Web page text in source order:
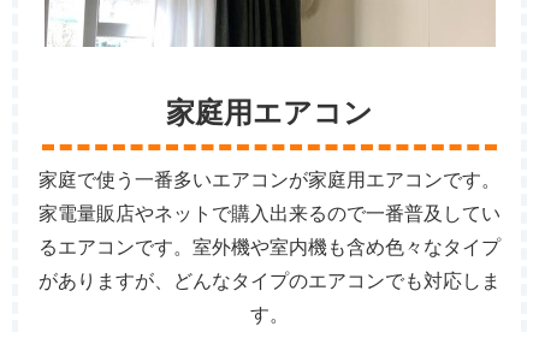
家庭用エアコン
家庭で使う一番多いエアコンが家庭用エアコンです。
家電量販店やネットで購入出来るので一番普及してい
るエアコンです。室外機や室内機も含め色々なタイプ
がありますが、どんなタイプのエアコンでも対応しま
す。